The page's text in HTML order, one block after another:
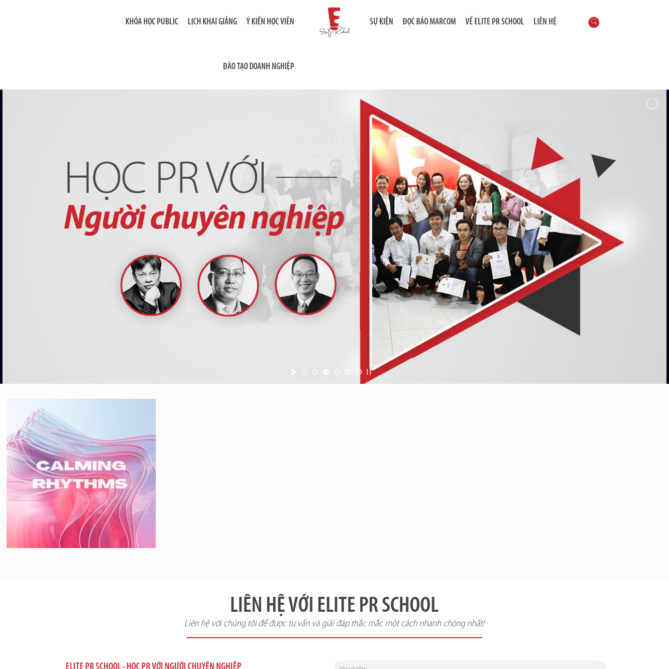
KHÓA HỌC PUBLIC LỊCH KHAI GIẢNG Ý KIẾN HỌC VIÊN
ĐÀO TẠO DOANH NGHIỆP
SỰ KIỆN ĐỌC BÁO MARCOM VỀ ELITE PR SCHOOL LIÊN HỆ
LIÊN HỆ VỚI ELITE PR SCHOOL
Liên hệ với chúng tôi để được tư vấn và giải đáp thắc mắc một cách nhanh chóng nhất!
ELITE PR SCHOOL - HỌC PR VỚI NGƯỜI CHUYÊN NGHIỆP